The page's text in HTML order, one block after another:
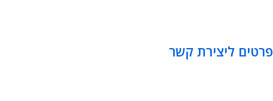
פרטים ליצירת קשר